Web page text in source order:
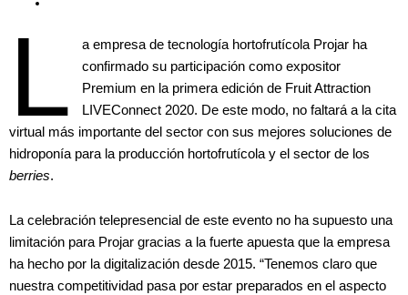
L
a empresa de tecnología hortofrutícola Projar ha
confirmado su participación como expositor
Premium en la primera edición de Fruit Attraction
LIVEConnect 2020. De este modo, no faltará a la cita
virtual más importante del sector con sus mejores soluciones de
hidroponía para la producción hortofrutícola y el sector de los
berries.
La celebración telepresencial de este evento no ha supuesto una
limitación para Projar gracias a la fuerte apuesta que la empresa
ha hecho por la digitalización desde 2015. “Tenemos claro que
nuestra competitividad pasa por estar preparados en el aspecto